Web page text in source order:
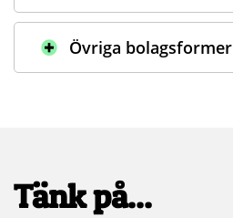
Övriga bolagsformer
Tänk på...